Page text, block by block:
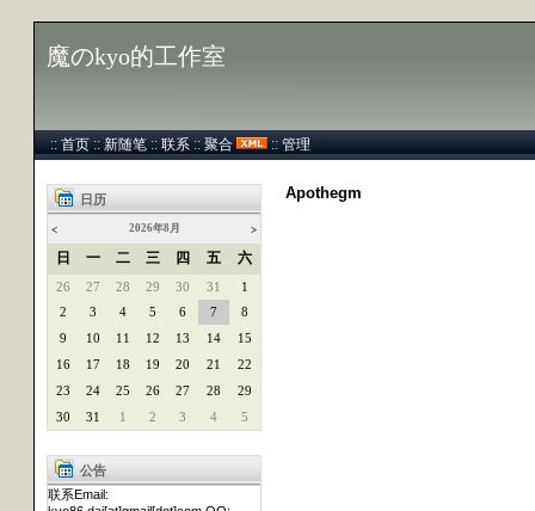
魔のkyo的工作室
:: 首页 :: 新随笔 :: 联系 :: 聚合 :: 管理
日历
< 2026年8月 >
日 一 二 三 四 五 六
26 27 28 29 30 31
1
2
3 4 5 6 7
8
9
10 11 12 13 14
15
16
17 18 19 20 21
22
23
24 25 26 27 28
29
30
31 1 2 3 4 5
公告
联系Email:
Apothegm